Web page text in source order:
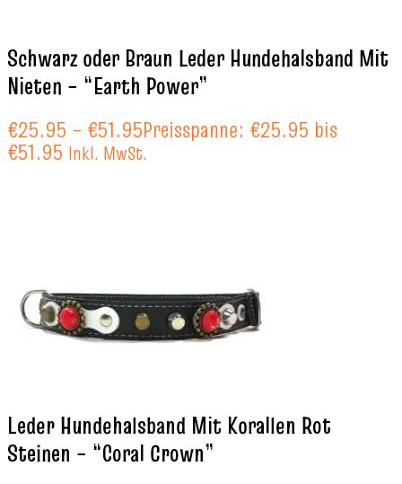
Schwarz oder Braun Leder Hundehalsband Mit
Nieten – “Earth Power”
€25.95 – €51.95Preisspanne: €25.95 bis
€51.95 Inkl. MwSt.
Leder Hundehalsband Mit Korallen Rot
Steinen – “Coral Crown”